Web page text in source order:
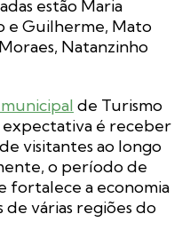
estão Maria
e Guilherme, Mato
Natanzinho
de Turismo
expectativa é receber
visitantes ao longo
o período de
fortalece a economia
de várias regiões do